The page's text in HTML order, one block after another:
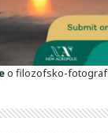
o filozofsko-